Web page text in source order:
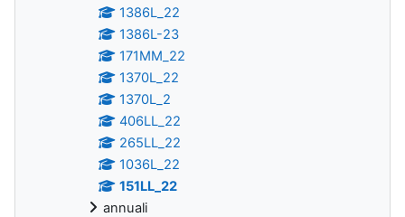
1386L_22
1386L-23
171MM_22
1370L_22
1370L_2
406LL_22
265LL_22
1036L_22
151LL_22
annuali